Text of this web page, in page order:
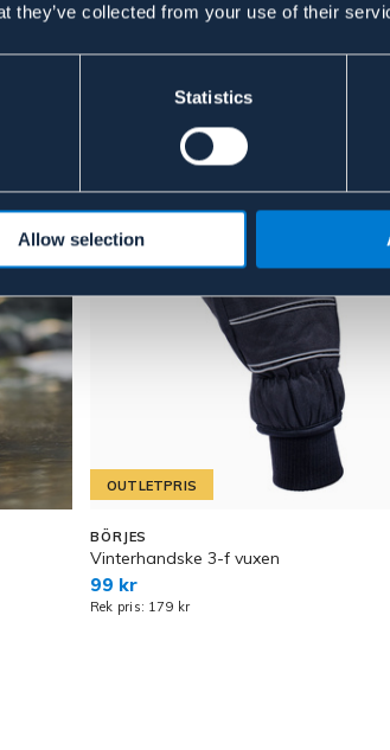
they’ve collected from your use of their
Statistics
Allow selection
OUTLETPRIS
BÖRJES
Vinterhandske 3-f vuxen
99 kr
Rek pris: 179 kr